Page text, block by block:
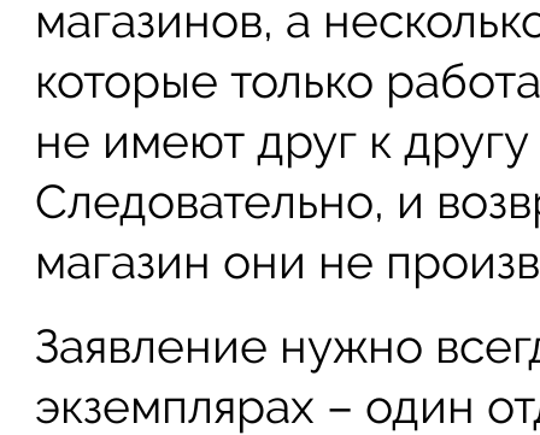
магазинов, а
которые только
не имеют друг к
Следовательно, и
магазин они не
Заявление нужно
экземплярах – один